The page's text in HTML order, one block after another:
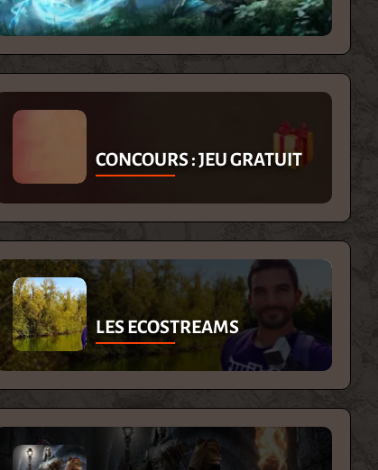
CONCOURS : JEU GRATUIT
LES ECOSTREAMS